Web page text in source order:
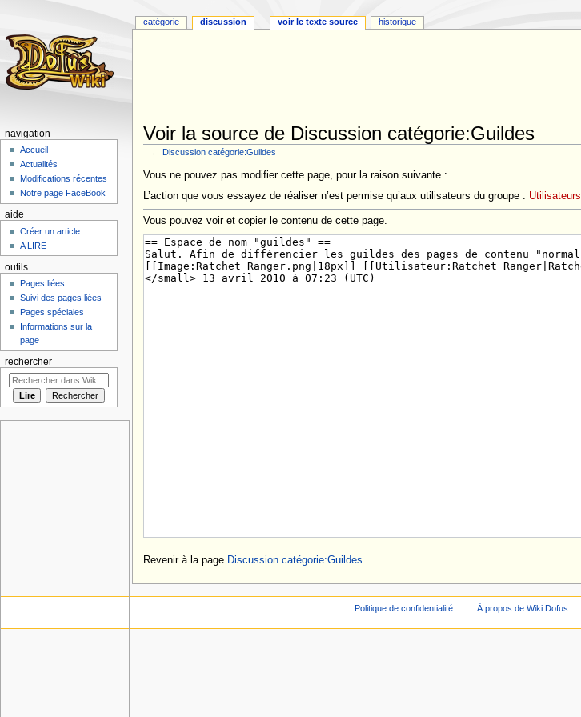
Voir la source de Discussion catégorie:Guildes
←Discussion catégorie:Guildes
Aller
à
navigation
Aller
à
recherche
Vous ne pouvez pas modifier cette page, pour la raison suivante :
L’action que vous essayez de réaliser n’est permise qu’aux utilisateurs du groupe : Utilisateurs
Vous pouvez voir et copier le contenu de cette page.
Revenir à la page Discussion catégorie:Guildes.
catégorie discussion voir le texte source historique
navigation
Accueil
Actualités
Modifications récentes
Notre page FaceBook
aide
Créer un article
A LIRE
outils
Pages liées
Suivi des pages liées
Pages spéciales
Informations sur la
page
rechercher
Politique de confidentialité À propos de Wiki Dofus